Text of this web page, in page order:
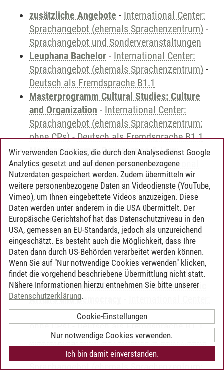
zusätzliche Angebote - International Center:
Sprachangebot (ehemals Sprachenzentrum) -
Sprachangebot und Sonderveranstaltungen
Leuphana Bachelor - International Center:
Sprachangebot (ehemals Sprachenzentrum) -
Deutsch als Fremdsprache B1.1
Masterprogramm Cultural Studies: Culture
and Organization - International Center:
Sprachangebot (ehemals Sprachenzentrum;
ohne CPs)-Deutsch als Fremdsprache B1.1
Masterprogramm Governance & Law:
International Economic Law-International
Center: Sprachangebot (ehemals
Sprachenzentrum; ohne CPs)-Deutsch als
Fremdsprache B1.1
Masterprogramm Governance & Law:
International Law of Global Security, Peace
and Development-International Center:
Sprachangebot (ehemals Sprachenzentrum;
ohne CPs)- Deutsch als Fremdsprache B1.1
Masterprogramm Governance & Law: Public
Affairs and Democracy
Sprachangebot (ehemals Sprachenzentrum;
ohne CPs)-Deutsch als Fremdsprache B1.1
Masterprogramm Governance & Law: Public
Affairs and Economics-International Center:
Sprachangebot (ehemals Sprachenzentrum;
Wir verwenden Cookies, die durch den Analysedienst Google
Analytics gesetzt und auf denen personenbezogene
Nutzerdaten gespeichert werden. Zudem übermitteln wir
weitere personenbezogene Daten an Videodienste (YouTube,
Vimeo), um Ihnen eingebettete Videos anzuzeigen. Diese
Daten werden unter anderem in die USA übermittelt. Der
Europäische Gerichtshof hat das Datenschutzniveau in den
USA, gemessen an EU-Standards, jedoch als unzureichend
eingeschätzt. Es besteht auch die Möglichkeit, dass Ihre
Daten dann durch US-Behörden verarbeitet werden können.
Wenn Sie auf "Nur notwendige Cookies verwenden" klicken,
findet die vorgehend beschriebene Übermittlung nicht statt.
Nähere Informationen hierzu entnehmen Sie bitte unserer
Datenschutzerklärung.
Cookie-Einstellungen
Nur notwendige Cookies verwenden.
Ich bin damit einverstanden.